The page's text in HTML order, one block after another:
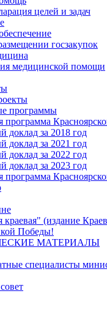
целей и задач
госзакупок
медицинской помощи
программы
программа
доклад за 2018 год
доклад за 2021 год
доклад за 2022 год
доклад за 2023 год
программа
(издание
Победы!
МАТЕРИАЛЫ
специалисты